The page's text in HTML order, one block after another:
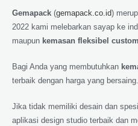
Gemapack (gemapack.co.id)
2022 kami melebarkan sayap ke
maupun kemasan fleksibel custom
Bagi Anda yang membutuhkan
terbaik dengan harga yang
Jika tidak memiliki desain dan
aplikasi design studio terbaik dan